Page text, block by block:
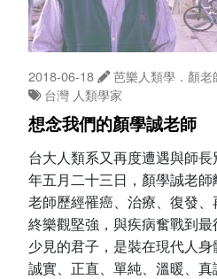
2018-06-18
芭樂人類學．顏老
台灣 人類學家
想念我們的顏學誠老師
台大人類系又再度遭遇與師
年五月二十三日，顏學誠老
老師歷經罹癌、治療、復發
終樂觀堅強，與疾病奮戰到
少見的君子，是裝在現代人
誠實、正直、單純、溫暖、真